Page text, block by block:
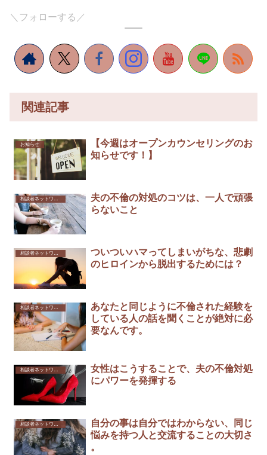
＼フォローする／
関連記事
お知らせ
【今週はオープンカウンセリングのお
知らせです！】
相談者ネットワーク
夫の不倫の対処のコツは、一人で頑張
らないこと
相談者ネットワーク
ついついハマってしまいがちな、悲劇
のヒロインから脱出するためには？
相談者ネットワーク
あなたと同じように不倫された経験を
している人の話を聞くことが絶対に必
要なんです。
相談者ネットワーク
女性はこうすることで、夫の不倫対処
にパワーを発揮する
相談者ネットワーク
自分の事は自分ではわからない、同じ
悩みを持つ人と交流することの大切さ
。